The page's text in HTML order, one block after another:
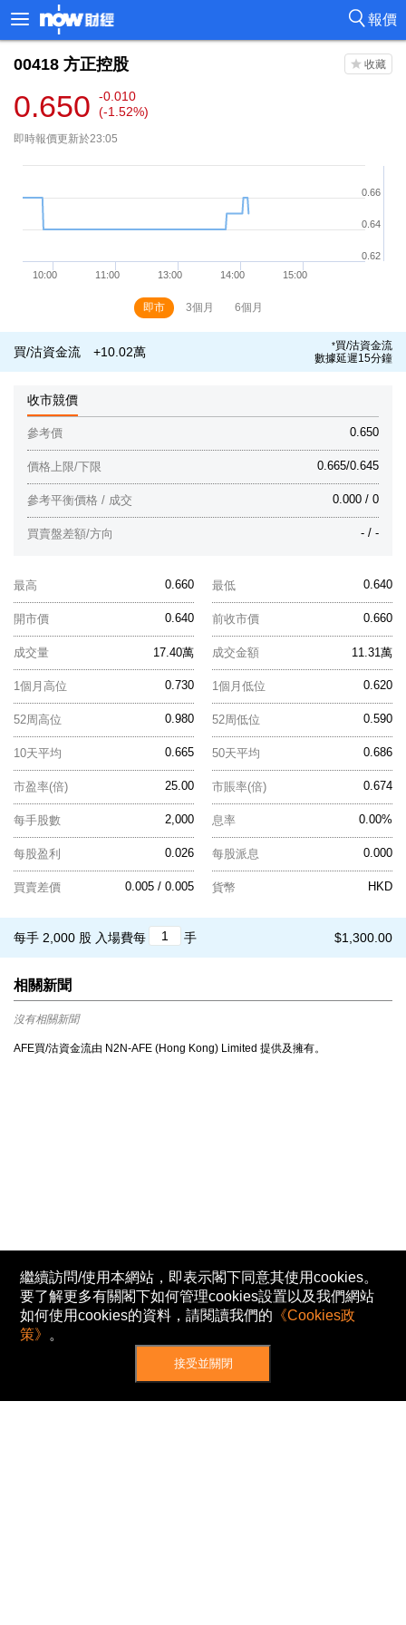
報價
00418 方正控股
0.650
-0.010
(-1.52%)
即時報價更新於23:05
即市 3個月 6個月
買/沽資金流 +10.02萬 *買/沽資金流
數據延遲15分鐘
收市競價
0.650
參考價
0.665/0.645
價格上限/下限
0.000 / 0
參考平衡價格 / 成交
- / -
買賣盤差額/方向
0.660
最高 0.640
最低
0.640
開市價 0.660
前收市價
17.40萬
成交量 11.31萬
成交金額
0.730
1個月高位 0.620
1個月低位
0.980
52周高位 0.590
52周低位
0.665
10天平均 0.686
50天平均
25.00
市盈率(倍) 0.674
市賬率(倍)
2,000
每手股數 0.00%
息率
0.026
每股盈利 0.000
每股派息
0.005 / 0.005
買賣差價 HKD
貨幣
$1,300.00
每手 2,000 股 入場費每 手
相關新聞
沒有相關新聞
AFE買/沽資金流由 N2N-AFE (Hong Kong) Limited 提供及擁有。
繼續訪問/使用本網站，即表示閣下同意其使用cookies。
要了解更多有關閣下如何管理cookies設置以及我們網站
如何使用cookies的資料，請閱讀我們的 《Cookies政
策》 。
接受並關閉